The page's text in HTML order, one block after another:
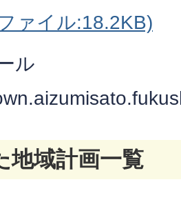
ァイル:18.2KB)
ル
地域計画一覧